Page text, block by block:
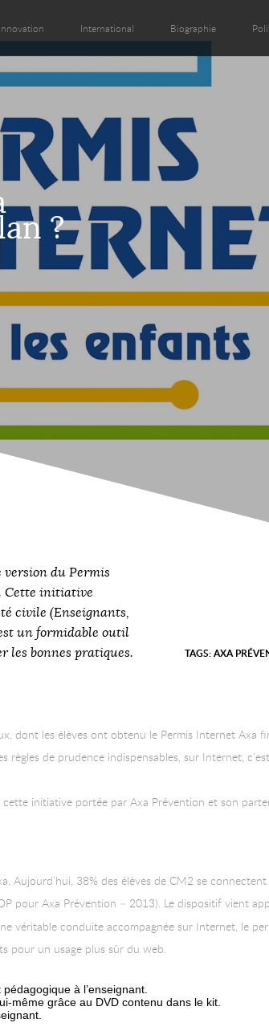
Innovation International Biographie
?
version du Permis
Cette initiative
civile (Enseignants,
un formidable outil
les bonnes pratiques.
TAGS:AXA
dont les élèves ont obtenu le Permis Internet Axa
règles de prudence indispensables, sur Internet,
initiative portée par Axa Prévention et son
Aujourd’hui, 38% des élèves de CM2 se
pour Axa Prévention – 2013). Le dispositif vient
véritable conduite accompagnée sur Internet, le
pour un usage plus sûr du web.
à l’enseignant.
même grâce au DVD contenu dans le kit.